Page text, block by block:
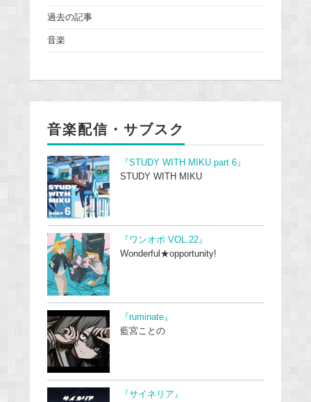
過去の記事
音楽
音楽配信・サブスク
『STUDY WITH MIKU part 6』
STUDY WITH MIKU
『ワンオポ VOL.22』
Wonderful★opportunity!
『ruminate』
藍宮ことの
『サイネリア』